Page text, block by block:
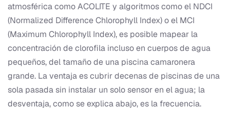
atmosférica como ACOLITE y algoritmos como el NDCI
(Normalized Difference Chlorophyll Index) o el MCI
(Maximum Chlorophyll Index), es posible mapear la
concentración de clorofila incluso en cuerpos de agua
pequeños, del tamaño de una piscina camaronera
grande. La ventaja es cubrir decenas de piscinas de una
sola pasada sin instalar un solo sensor en el agua; la
desventaja, como se explica abajo, es la frecuencia.